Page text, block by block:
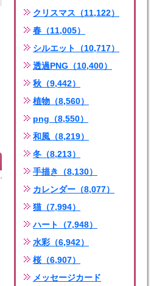
クリスマス（11,122）
春（11,005）
シルエット（10,717）
透過PNG（10,400）
秋（9,442）
植物（8,560）
png（8,550）
和風（8,219）
冬（8,213）
手描き（8,130）
カレンダー（8,077）
猫（7,994）
ハート（7,948）
水彩（6,942）
桜（6,907）
メッセージカード